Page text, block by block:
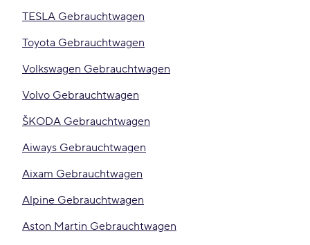
TESLA Gebrauchtwagen
Toyota Gebrauchtwagen
Volkswagen Gebrauchtwagen
Volvo Gebrauchtwagen
ŠKODA Gebrauchtwagen
Aiways Gebrauchtwagen
Aixam Gebrauchtwagen
Alpine Gebrauchtwagen
Aston Martin Gebrauchtwagen